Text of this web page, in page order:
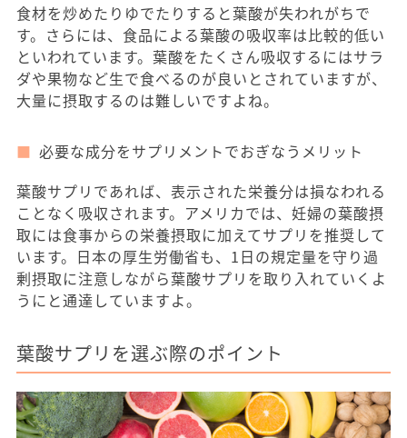
食材を炒めたりゆでたりすると葉酸が失われがちで
す。さらには、食品による葉酸の吸収率は比較的低い
といわれています。葉酸をたくさん吸収するにはサラ
ダや果物など生で食べるのが良いとされていますが、
大量に摂取するのは難しいですよね。
必要な成分をサプリメントでおぎなうメリット
葉酸サプリであれば、表示された栄養分は損なわれる
ことなく吸収されます。アメリカでは、妊婦の葉酸摂
取には食事からの栄養摂取に加えてサプリを推奨して
います。日本の厚生労働省も、1日の規定量を守り過
剰摂取に注意しながら葉酸サプリを取り入れていくよ
うにと通達していますよ。
葉酸サプリを選ぶ際のポイント